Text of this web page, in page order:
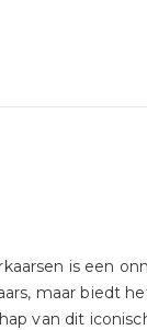
is een
maar biedt
van dit